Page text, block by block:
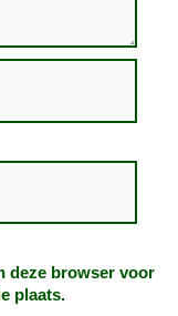
deze browser voor
plaats.